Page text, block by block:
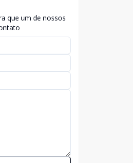
que um de nossos